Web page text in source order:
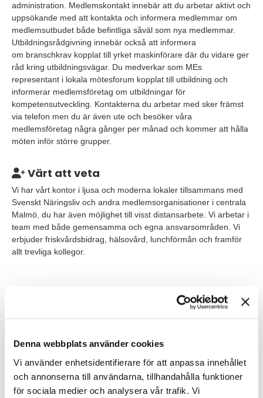
Denna webbplats använder cookies
Vi använder enhetsidentifierare för att anpassa innehållet
och annonserna till användarna, tillhandahålla funktioner
för sociala medier och analysera vår trafik. Vi
administration. Medlemskontakt innebär att du arbetar aktivt och
uppsökande med att kontakta och informera medlemmar om
medlemsutbudet både befintliga såväl som nya medlemmar.
Utbildningsrådgivning innebär också att informera
om branschkrav kopplat till yrket maskinförare där du vidare ger
råd kring utbildningsvägar. Du medverkar som MEs
representant i lokala mötesforum kopplat till utbildning och
informerar medlemsföretag om utbildningar för
kompetensutveckling. Kontakterna du arbetar med sker främst
via telefon men du är även ute och besöker våra
medlemsföretag några gånger per månad och kommer att hålla
möten inför större grupper.
Värt att veta
Vi har vårt kontor i ljusa och moderna lokaler tillsammans med
Svenskt Näringsliv och andra medlemsorganisationer i centrala
Malmö, du har även möjlighet till visst distansarbete. Vi arbetar i
team med både gemensamma och egna ansvarsområden. Vi
erbjuder friskvårdsbidrag, hälsovård, lunchförmån och framför
allt trevliga kollegor.
service, struktur och förmågan att kunna arbeta
Att du gillar och är bekväm i kontakten med människor är
en förutsättning för att du ska trivas i rollen eftersom du